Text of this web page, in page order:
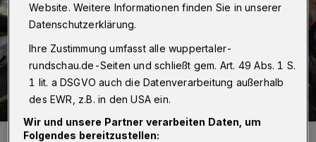
Foto: Christoph Petersen
Website. Weitere Informationen finden Sie in unserer
Datenschutzerklärung.
Ihre Zustimmung umfasst alle wuppertaler-
rundschau.de-Seiten und schließt gem. Art. 49 Abs. 1 S.
1 lit. a DSGVO auch die Datenverarbeitung außerhalb
des EWR, z.B. in den USA ein.
Wir und unsere Partner verarbeiten Daten, um
Folgendes bereitzustellen: